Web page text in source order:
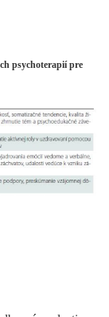
psychoterapií pre